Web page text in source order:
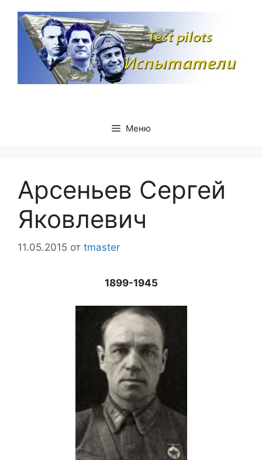
содержимому
Меню
Арсеньев Сергей
Яковлевич
11.05.2015 от tmaster
1899-1945